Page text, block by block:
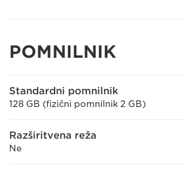
POMNILNIK
Standardni pomnilnik
128 GB (fizični pomnilnik 2 GB)
Razširitvena reža
Ne